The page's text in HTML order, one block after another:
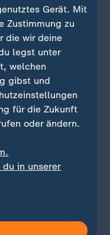
was passiert, man
einzusetzen".
interpretierte
des US-
jemand
wie Sie
Gerät. Mit
Zustimmung zu
die wir deine
legst unter
welchen
gibst und
für die Zukunft
oder ändern.
in unserer